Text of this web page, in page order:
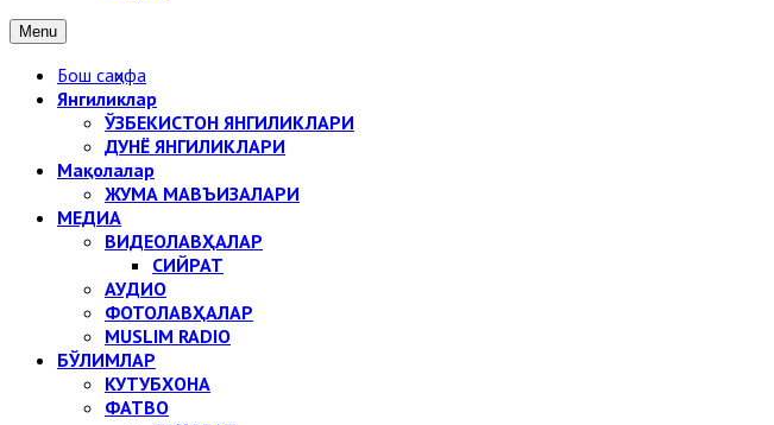
Menu
Бош саҳифа
Янгиликлар
ЎЗБЕКИСТОН ЯНГИЛИКЛАРИ
ДУНЁ ЯНГИЛИКЛАРИ
Мақолалар
ЖУМА МАВЪИЗАЛАРИ
МЕДИА
ВИДЕОЛАВҲАЛАР
СИЙРАТ
АУДИО
ФОТОЛАВҲАЛАР
MUSLIM RADIO
БЎЛИМЛАР
КУТУБХОНА
ФАТВО